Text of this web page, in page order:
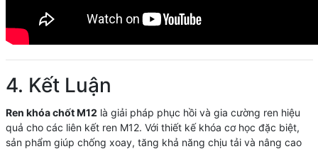
4. Kết Luận
Ren khóa chốt M12 là giải pháp phục hồi và gia cường ren hiệu
quả cho các liên kết ren M12. Với thiết kế khóa cơ học đặc biệt,
sản phẩm giúp chống xoay, tăng khả năng chịu tải và nâng cao